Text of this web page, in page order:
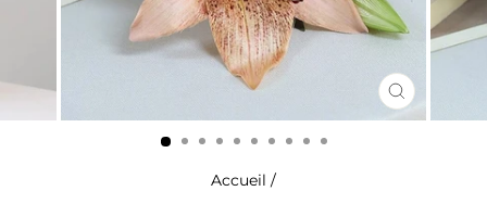
FERMER
(ESC)
Accueil /